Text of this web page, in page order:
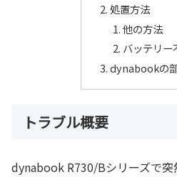
処置方法
他の方法
バッテリー
dynabookの
トラブル概要
dynabook R730/Bシリーズで